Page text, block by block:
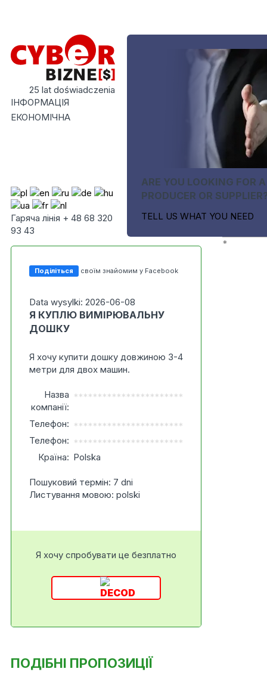
25 lat doświadczenia
ІНФОРМАЦІЯ
ЕКОНОМІЧНА
Гаряча лінія + 48 68 320
93 43
ARE YOU LOOKING FOR A
PRODUCER OR
TELL US WHAT YOU NEED
Поділіться своїм знайомим у Facebook
Data wysylki: 2026-06-08
Я КУПЛЮ ВИМІРЮВАЛЬНУ
ДОШКУ
Я хочу купити дошку довжиною 3-4
метри для двох машин.
Назва
компанії:
***********************
Телефон: ***********************
Телефон: ***********************
Країна: Polska
Пошуковий термін: 7 dni
Листування мовою: polski
Я хочу спробувати це безплатно
*
ПОДІБНІ ПРОПОЗИЦІЇ